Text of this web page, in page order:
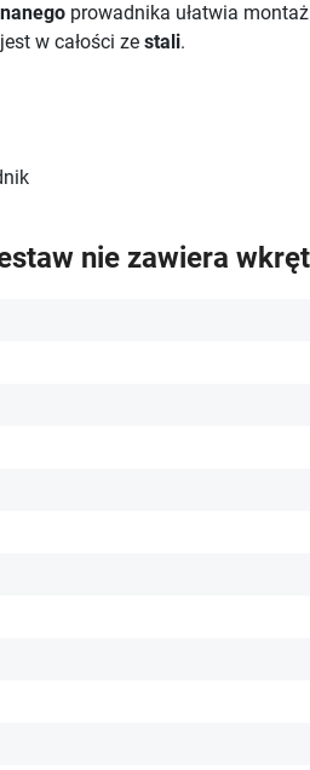
prowadnika ułatwia
w całości ze stali.
nie zawiera